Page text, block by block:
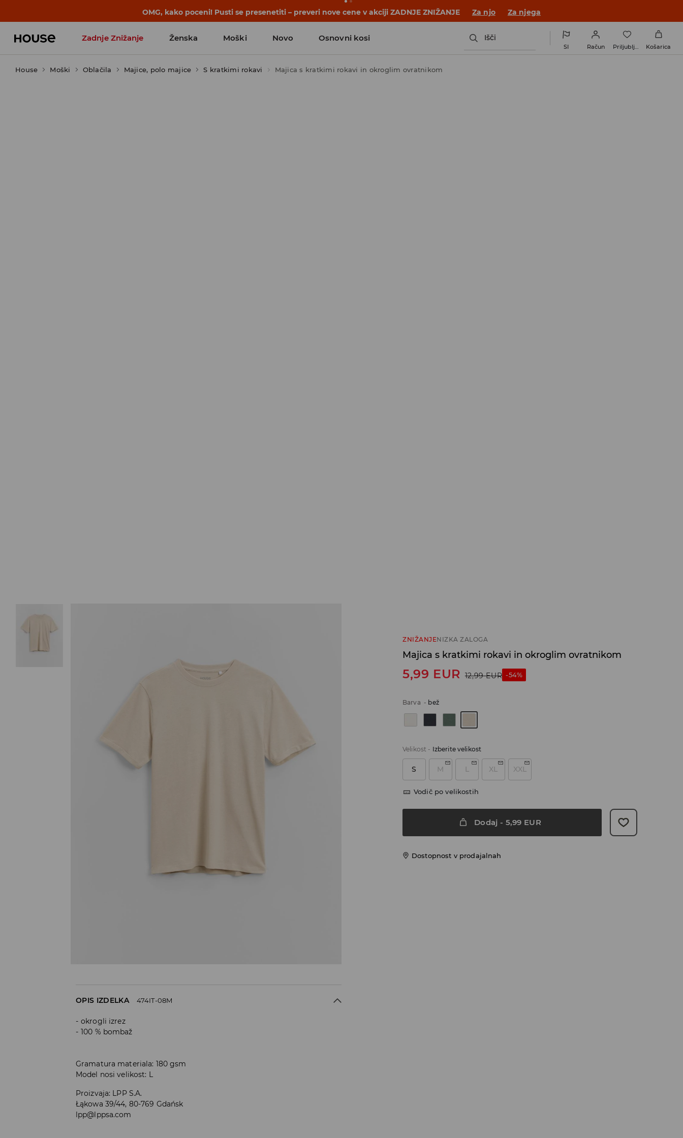
OMG, kako poceni! Pusti se presenetiti – preveri nove cene v akciji ZADNJE ZNIŽANJE Za njo Za njega
Zadnje Znižanje Ženska Moški Novo Osnovni kosi
Favoriti vplivnežev
Išči
SI Račun Priljubljene Košarica
House Moški Oblačila Majice, polo majice S kratkimi rokavi Majica s kratkimi rokavi in okroglim ovratnikom
ZNIŽANJENIZKA ZALOGA
Majica s kratkimi rokavi in okroglim ovratnikom
5,99 EUR 12,99 EUR -54%
Barva - bež
Velikost - Izberite velikost
S M L XL XXL
Vodič po velikostih
Dodaj - 5,99 EUR
Dostopnost v prodajalnah
OPIS IZDELKA 474IT-08M
okrogli izrez
100 % bombaž
Gramatura materiala: 180 gsm
Model nosi velikost: L
Proizvaja: LPP S.A.
Łąkowa 39/44, 80-769 Gdańsk
lpp@lppsa.com